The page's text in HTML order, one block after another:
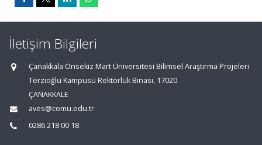
İletişim Bilgileri
Çanakkala Onsekiz Mart Üniversitesi Bilimsel Araştırma Projeleri
Terzioğlu Kampüsü Rektörlük Binası, 17020
ÇANAKKALE
aves@comu.edu.tr
0286 218 00 18